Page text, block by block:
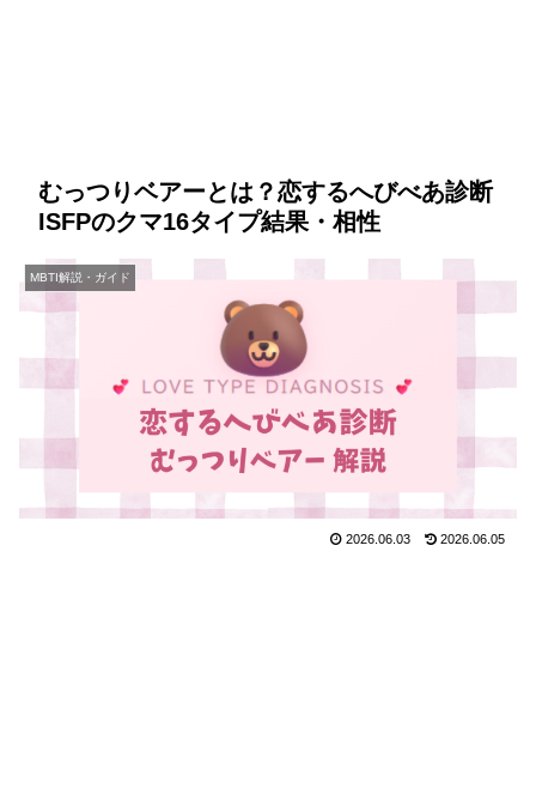
むっつりベアーとは？恋するへびべあ診断
ISFPのクマ16タイプ結果・相性
MBTI解説・ガイド
2026.06.03 2026.06.05